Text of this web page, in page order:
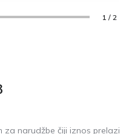
1 / 2
za narudžbe čiji iznos prelazi